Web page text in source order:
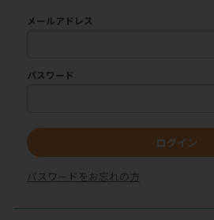
メールアドレス
パスワード
ログイン
パスワードをお忘れの方